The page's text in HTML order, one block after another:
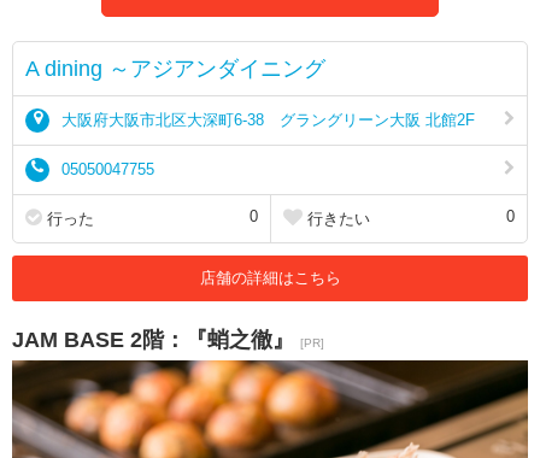
A dining ～アジアンダイニング
大阪府大阪市北区大深町6-38 グラングリーン大阪 北館2F
05050047755
行った 0 行きたい 0
店舗の詳細はこちら
JAM BASE 2階：『蛸之徹』 [PR]